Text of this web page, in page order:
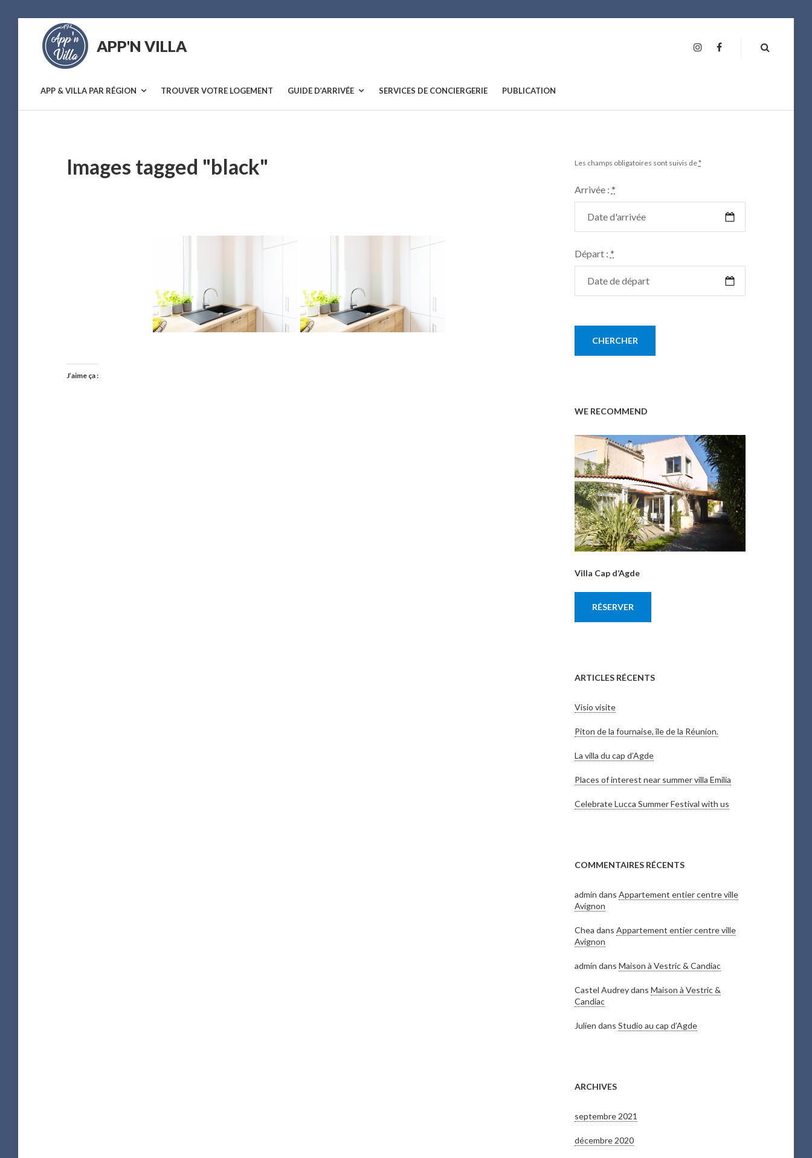
content
APP'N VILLA
APP & VILLA PAR RÉGION TROUVER VOTRE LOGEMENT GUIDE D’ARRIVÉE SERVICES DE CONCIERGERIE PUBLICATION
INSTAGRAM
Images tagged "black"
J’aime ça :
Les champs obligatoires sont suivis de*
Arrivée : *
Départ : *
WE RECOMMEND
Villa Cap d’Agde
RÉSERVER
ARTICLES RÉCENTS
Visio visite
Piton de la fournaise, île de la Réunion.
La villa du cap d’Agde
Places of interest near summer villa Emilia
Celebrate Lucca Summer Festival with us
COMMENTAIRES RÉCENTS
admin dans Appartement entier centre ville
Avignon
Chea dans Appartement entier centre ville
Avignon
admin dans Maison à Vestric & Candiac
Castel Audreydans Maison à Vestric &
Candiac
Julien dans Studio au cap d’Agde
ARCHIVES
septembre 2021
décembre 2020